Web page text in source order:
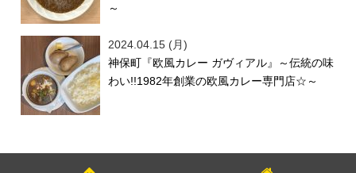
～
2024.04.15 (月)
神保町『欧風カレー ガヴィアル』～伝統の味
わい!!1982年創業の欧風カレー専門店☆～